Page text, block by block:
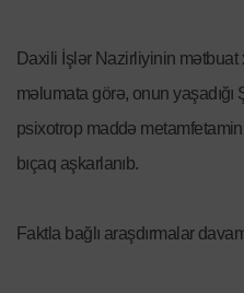
Daxili İşlər Nazirliyinin mətbuat
məlumata görə, onun
psixotrop maddə
bıçaq aşkarlanıb.
Faktla bağlı araşdırmalar